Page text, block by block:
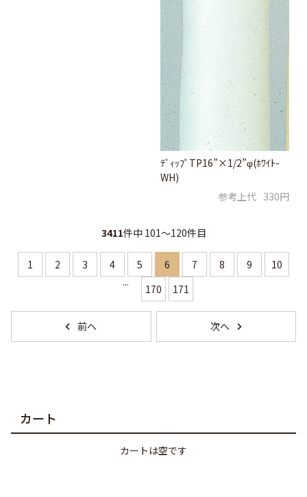
ﾃﾞｨｯﾌﾟTP16”×1/2”φ(ﾎﾜｲﾄ-
WH)
参考上代 330円
3411件中 101〜120件目
1 2 3 4 5 6 7 8 9
10
...
170 171
カート
カートは空です